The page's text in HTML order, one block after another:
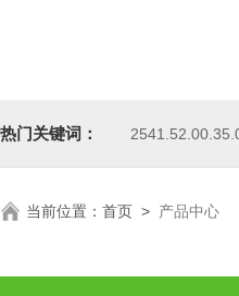
热门关键词：
当前位置： 首页 > 产品中心